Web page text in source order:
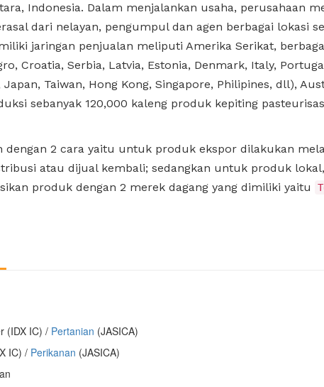
Indonesia. Dalam menjalankan usaha, perusahaan
dari nelayan, pengumpul dan agen berbagai lokasi
jaringan penjualan meliputi Amerika Serikat,
Croatia, Serbia, Latvia, Estonia, Denmark, Italy,
Taiwan, Hong Kong, Singapore, Philipines, dll),
sebanyak 120,000 kaleng produk kepiting
2 cara yaitu untuk produk ekspor dilakukan
atau dijual kembali; sedangkan untuk produk
produk dengan 2 merek dagang yang dimiliki yaitu
(IDX IC) / Pertanian (JASICA)
IC) / Perikanan (JASICA)